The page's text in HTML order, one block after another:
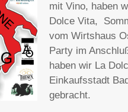
mit Vino, haben
Dolce Vita,
vom Wirtshaus
Party im
haben wir La
Einkaufsstadt
gebracht.